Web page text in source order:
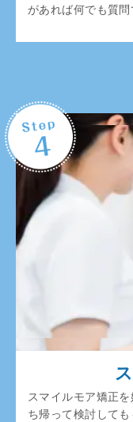
があれば何でも質問
スマイルモア矯正
ち帰って検討しても